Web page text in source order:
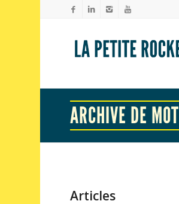
ARCHIVE DE
Articles